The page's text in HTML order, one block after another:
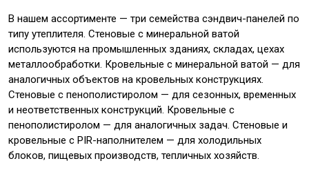
В нашем ассортименте — три семейства сэндвич-панелей по
типу утеплителя. Стеновые с минеральной ватой
используются на промышленных зданиях, складах, цехах
металлообработки. Кровельные с минеральной ватой — для
аналогичных объектов на кровельных конструкциях.
Стеновые с пенополистиролом — для сезонных, временных
и неответственных конструкций. Кровельные с
пенополистиролом — для аналогичных задач. Стеновые и
кровельные с PIR-наполнителем — для холодильных
блоков, пищевых производств, тепличных хозяйств.